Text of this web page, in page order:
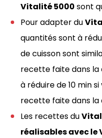
Vitalité 5000 sont
Pour adapter du
quantités sont à
de cuisson sont
recette faite dans
à réduire de 10 min
recette faite dans la
Les recettes du
réalisables avec le